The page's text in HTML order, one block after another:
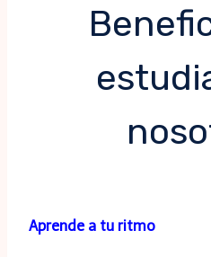
Aprende a tu ritmo